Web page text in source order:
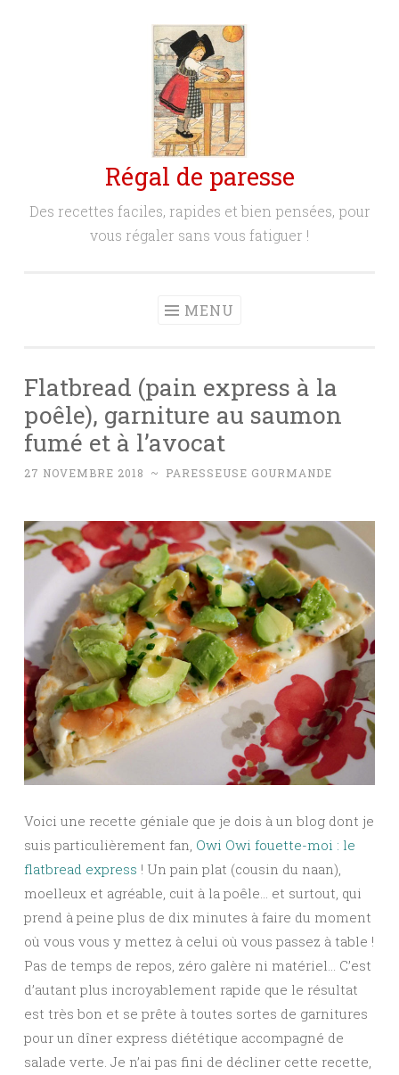
Régal de paresse
Des recettes faciles, rapides et bien pensées, pour
vous régaler sans vous fatiguer !
MENU
Flatbread (pain express à la
poêle), garniture au saumon
fumé et à l’avocat
27 NOVEMBRE 2018 ~ PARESSEUSE GOURMANDE
Voici une recette géniale que je dois à un blog dont je
suis particulièrement fan, Owi Owi fouette-moi : le
flatbread express ! Un pain plat (cousin du naan),
moelleux et agréable, cuit à la poêle… et surtout, qui
prend à peine plus de dix minutes à faire du moment
où vous vous y mettez à celui où vous passez à table !
Pas de temps de repos, zéro galère ni matériel… C’est
d’autant plus incroyablement rapide que le résultat
est très bon et se prête à toutes sortes de garnitures
pour un dîner express diététique accompagné de
salade verte. Je n’ai pas fini de décliner cette recette,